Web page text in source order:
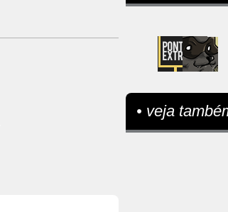
• veja